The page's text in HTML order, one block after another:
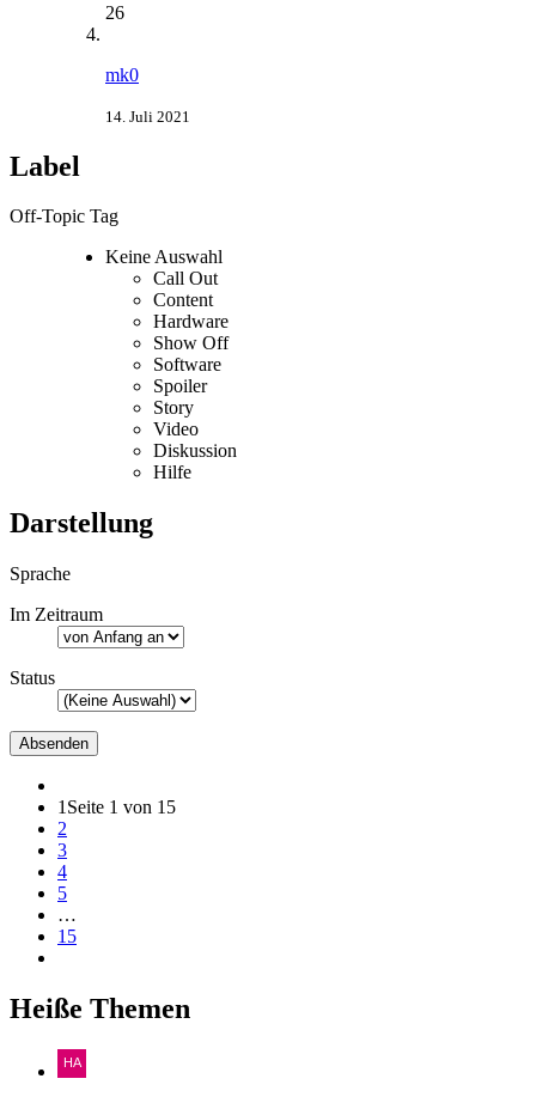
26
mk0
14. Juli 2021
Label
Off-Topic Tag
Keine Auswahl
Call Out
Content
Hardware
Show Off
Software
Spoiler
Story
Video
Diskussion
Hilfe
Darstellung
Sprache
Im Zeitraum
Status
1 Seite 1 von 15
2
3
4
5
…
15
Heiße Themen